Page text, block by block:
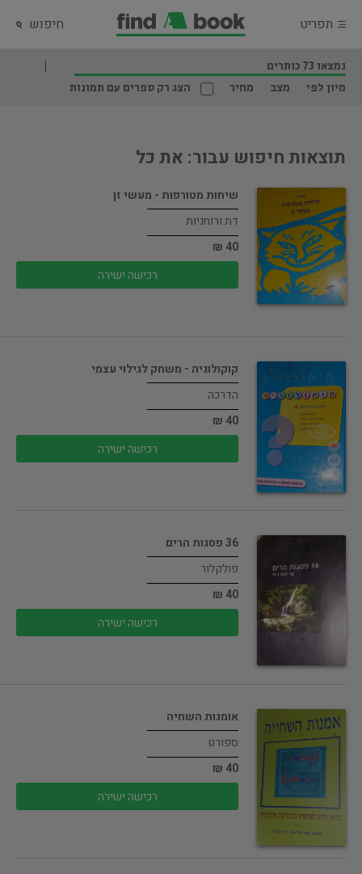
תפריט חיפוש
נמצאו 73 כותרים
מיון לפי
מצב מחיר הצג רק ספרים עם תמונות
תוצאות חיפוש עבור: את כל
שיחות מטורפות - מעשי זן
דת ורוחניות
40 ₪
רכישה ישירה
קוקולוגיה - משחק לגילוי עצמי
הדרכה
40 ₪
רכישה ישירה
36 פסגות הרים
פולקלור
40 ₪
רכישה ישירה
אומנות השחיה
ספורט
40 ₪
רכישה ישירה